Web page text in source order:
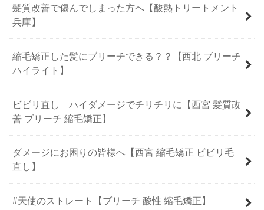
髪質改善で傷んでしまった方へ【酸熱トリートメント
兵庫】
縮毛矯正した髪にブリーチできる？？【西北 ブリーチ
ハイライト】
ビビリ直し ハイダメージでチリチリに【西宮 髪質改
善 ブリーチ 縮毛矯正】
ダメージにお困りの皆様へ【西宮 縮毛矯正 ビビリ毛
直し】
#天使のストレート【ブリーチ 酸性 縮毛矯正】